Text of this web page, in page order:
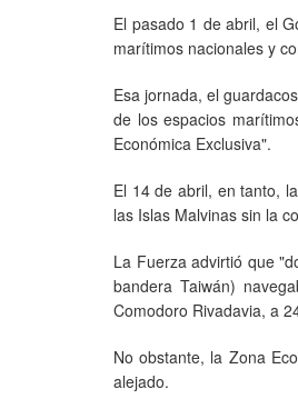
El pasado 1 de abril, el
marítimos nacionales y
Esa jornada, el
de los espacios
Económica Exclusiva".
El 14 de abril, en tanto,
las Islas Malvinas sin la
La Fuerza advirtió que
bandera Taiwán)
Comodoro Rivadavia, a
No obstante, la Zona
alejado.